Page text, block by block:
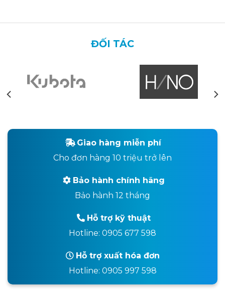
ĐỐI TÁC
Giao hàng miễn phí
Cho đơn hàng 10 triệu trở lên
Bảo hành chính hãng
Bảo hành 12 tháng
Hỗ trợ kỹ thuật
Hotline: 0905 677 598
Hỗ trợ xuất hóa đơn
Hotline: 0905 997 598